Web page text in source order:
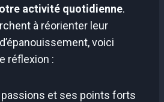
activité quotidienne.
à réorienter leur
voici
réflexion :
et ses points forts